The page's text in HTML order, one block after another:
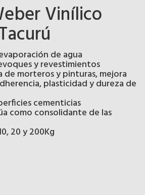
Vinílico
de agua
y revestimientos
de morteros y pinturas, mejora
plasticidad y dureza de
cementicias
como consolidante de las
20 y 200Kg